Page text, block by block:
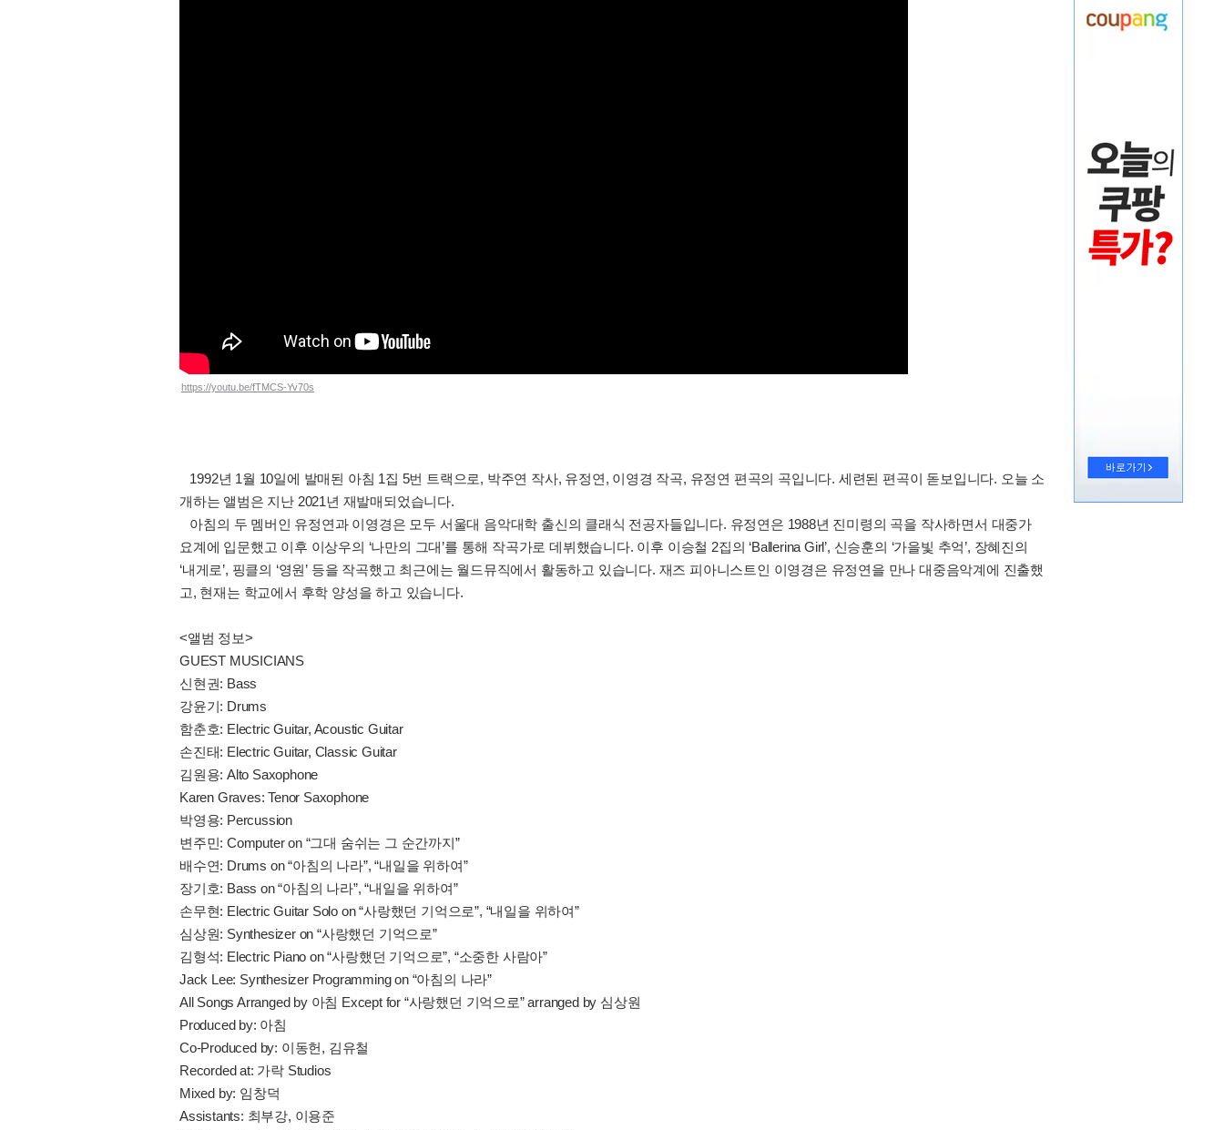
https://youtu.be/fTMCS-Yv70s
1992년 1월 10일에 발매된 아침 1집 5번 트랙으로, 박주연 작사, 유정연, 이영경 작곡, 유정연 편곡의 곡입니다. 세련된 편곡이 돋보입니다. 오늘 소
개하는 앨범은 지난 2021년 재발매되었습니다.
아침의 두 멤버인 유정연과 이영경은 모두 서울대 음악대학 출신의 클래식 전공자들입니다. 유정연은 1988년 진미령의 곡을 작사하면서 대중가
요계에 입문했고 이후 이상우의 ‘나만의 그대’를 통해 작곡가로 데뷔했습니다. 이후 이승철 2집의 ‘Ballerina Girl’, 신승훈의 ‘가을빛 추억’, 장혜진의
‘내게로’, 핑클의 ‘영원’ 등을 작곡했고 최근에는 월드뮤직에서 활동하고 있습니다. 재즈 피아니스트인 이영경은 유정연을 만나 대중음악계에 진출했
고, 현재는 학교에서 후학 양성을 하고 있습니다.
<앨범 정보>
GUEST MUSICIANS
신현권: Bass
강윤기: Drums
함춘호: Electric Guitar, Acoustic Guitar
손진태: Electric Guitar, Classic Guitar
김원용: Alto Saxophone
Karen Graves: Tenor Saxophone
박영용: Percussion
변주민: Computer on “그대 숨쉬는 그 순간까지”
배수연: Drums on “아침의 나라”, “내일을 위하여”
장기호: Bass on “아침의 나라”, “내일을 위하여”
손무현: Electric Guitar Solo on “사랑했던 기억으로”, “내일을 위하여”
심상원: Synthesizer on “사랑했던 기억으로”
김형석: Electric Piano on “사랑했던 기억으로”, “소중한 사람아”
Jack Lee: Synthesizer Programming on “아침의 나라”
All Songs Arranged by 아침 Except for “사랑했던 기억으로” arranged by 심상원
Produced by: 아침
Co-Produced by: 이동헌, 김유철
Recorded at: 가락 Studios
Mixed by: 임창덕
Assistants: 최부강, 이용준